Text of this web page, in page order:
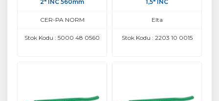
2" INC 560mm
CER-PA NORM
Stok Kodu : 5000 48 0560
1,5" INC
Elta
Stok Kodu : 2203 10 0015